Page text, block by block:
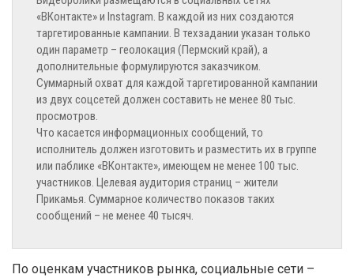
«ВКонтакте» и Instagram. В каждой из них создаются
таргетированные кампании. В техзадании указан только
один параметр – геолокация (Пермский край), а
дополнительные формулируются заказчиком.
Суммарный охват для каждой таргетированной кампании
из двух соцсетей должен составить не менее 80 тыс.
просмотров.
Что касается информационных сообщений, то
исполнитель должен изготовить и разместить их в группе
или паблике «ВКонтакте», имеющем не менее 100 тыс.
участников. Целевая аудитория страниц – жители
Прикамья. Суммарное количество показов таких
сообщений – не менее 40 тысяч.
По оценкам участников рынка, социальные сети –